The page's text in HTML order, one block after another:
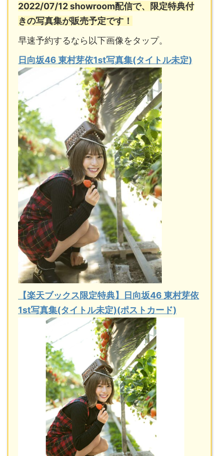
2022/07/12 showroom配信で、限定特典付
きの写真集が販売予定です！
早速予約するなら以下画像をタップ。
日向坂46 東村芽依1st写真集(タイトル未定)
【楽天ブックス限定特典】日向坂46 東村芽依
1st写真集(タイトル未定)(ポストカード)